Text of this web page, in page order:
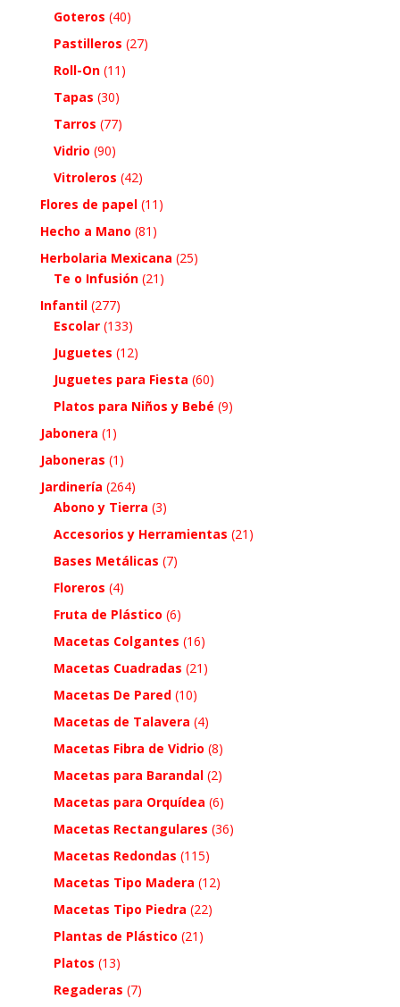
Goteros (40)
Pastilleros (27)
Roll-On (11)
Tapas (30)
Tarros (77)
Vidrio (90)
Vitroleros (42)
Flores de papel (11)
Hecho a Mano (81)
Herbolaria Mexicana (25)
Te o Infusión (21)
Infantil (277)
Escolar (133)
Juguetes (12)
Juguetes para Fiesta (60)
Platos para Niños y Bebé (9)
Jabonera (1)
Jaboneras (1)
Jardinería (264)
Abono y Tierra (3)
Accesorios y Herramientas (21)
Bases Metálicas (7)
Floreros (4)
Fruta de Plástico (6)
Macetas Colgantes (16)
Macetas Cuadradas (21)
Macetas De Pared (10)
Macetas de Talavera (4)
Macetas Fibra de Vidrio (8)
Macetas para Barandal (2)
Macetas para Orquídea (6)
Macetas Rectangulares (36)
Macetas Redondas (115)
Macetas Tipo Madera (12)
Macetas Tipo Piedra (22)
Plantas de Plástico (21)
Platos (13)
Regaderas (7)